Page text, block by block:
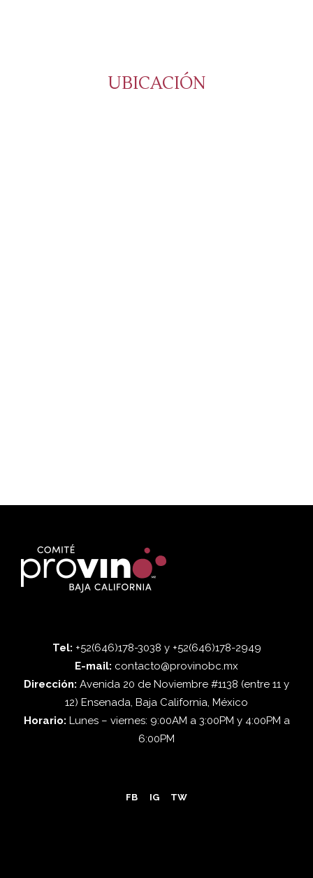
UBICACIÓN
Tel: +52(646)178-3038 y +52(646)178-2949
E-mail: contacto@provinobc.mx
Dirección: Avenida 20 de Noviembre #1138 (entre 11 y
12) Ensenada, Baja California, México
Horario: Lunes – viernes: 9:00AM a 3:00PM y 4:00PM a
6:00PM
FB IG TW